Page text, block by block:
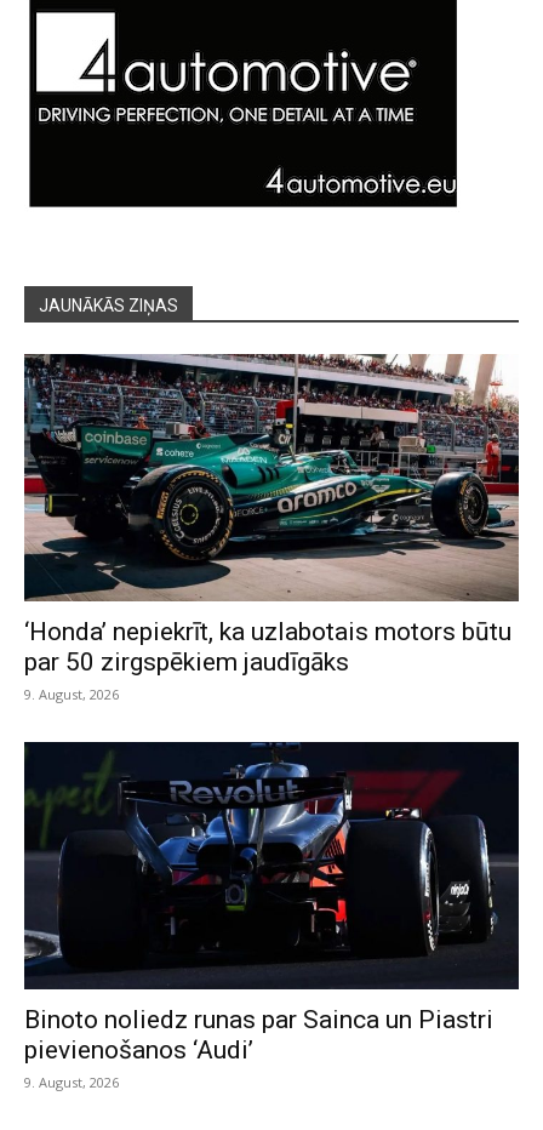
JAUNĀKĀS ZIŅAS
‘Honda’ nepiekrīt, ka uzlabotais motors būtu
par 50 zirgspēkiem jaudīgāks
9. August, 2026
Binoto noliedz runas par Sainca un Piastri
pievienošanos ‘Audi’
9. August, 2026